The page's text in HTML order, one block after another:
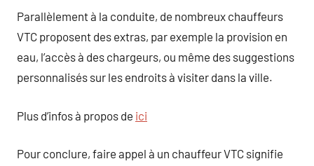
Parallèlement à la conduite, de nombreux chauffeurs
VTC proposent des extras, par exemple la provision en
eau, l’accès à des chargeurs, ou même des suggestions
personnalisés sur les endroits à visiter dans la ville.
Plus d’infos à propos de ici
Pour conclure, faire appel à un chauffeur VTC signifie